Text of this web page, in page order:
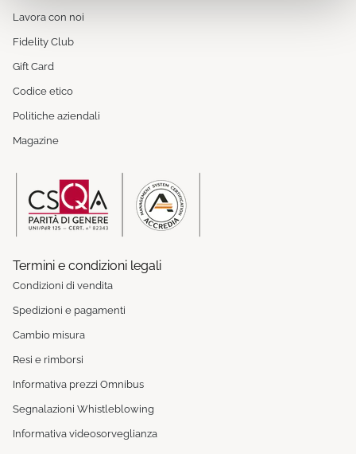
Lavora con noi
Fidelity Club
Gift Card
Codice etico
Politiche aziendali
Magazine
Termini e condizioni legali
Condizioni di vendita
Spedizioni e pagamenti
Cambio misura
Resi e rimborsi
Informativa prezzi Omnibus
Segnalazioni Whistleblowing
Informativa videosorveglianza